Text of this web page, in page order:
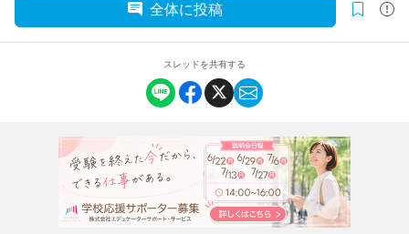
全体に投稿
スレッドを共有する